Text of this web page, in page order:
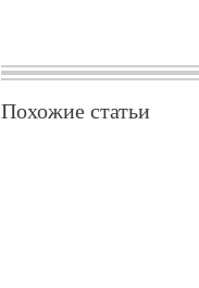
Похожие статьи